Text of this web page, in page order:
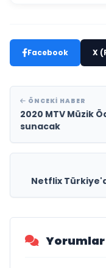
Facebook X
ÖNCEKI HABER
2020 MTV Müzik
sunacak
Netflix